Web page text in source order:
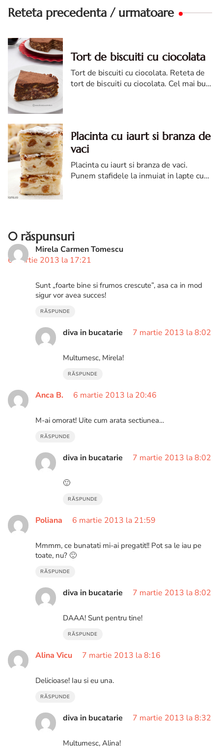
Reteta precedenta / urmatoare
Tort de biscuiti cu ciocolata
Tort de biscuiti cu ciocolata. Reteta de
tort de biscuiti cu ciocolata. Cel mai bun
Placinta cu iaurt si branza de
vaci
Placinta cu iaurt si branza de vaci.
Punem stafidele la inmuiat in lapte cu
0 răspunsuri
Mirela Carmen Tomescu
6 martie 2013 la 17:21
Sunt „foarte bine si frumos crescute”, asa ca in mod
sigur vor avea succes!
RĂSPUNDE
diva in bucatarie 7 martie 2013 la 8:02
Multumesc, Mirela!
RĂSPUNDE
Anca B. 6 martie 2013 la 20:46
M-ai omorat! Uite cum arata sectiunea…
RĂSPUNDE
diva in bucatarie 7 martie 2013 la 8:02
🙂
RĂSPUNDE
Poliana 6 martie 2013 la 21:59
Mmmm, ce bunatati mi-ai pregatit!! Pot sa le iau pe
toate, nu? 🙂
RĂSPUNDE
diva in bucatarie 7 martie 2013 la 8:02
DAAA! Sunt pentru tine!
RĂSPUNDE
Alina Vicu 7 martie 2013 la 8:16
Delicioase! Iau si eu una.
RĂSPUNDE
diva in bucatarie 7 martie 2013 la 8:32
Multumesc, Alina!